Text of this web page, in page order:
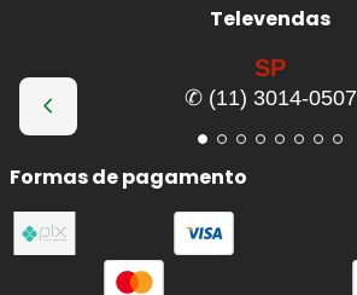
Televendas
SP
✆ (11) 3014-0507
Formas de pagamento